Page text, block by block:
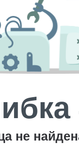
не